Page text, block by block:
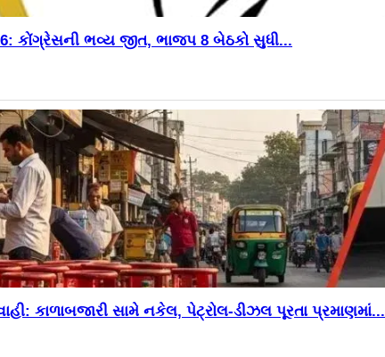
કોંગ્રેસની ભવ્ય જીત, ભાજપ 8 બેઠકો સુધી...
કાળાબજારી સામે નકેલ, પેટ્રોલ-ડીઝલ પૂરતા પ્રમાણમાં...